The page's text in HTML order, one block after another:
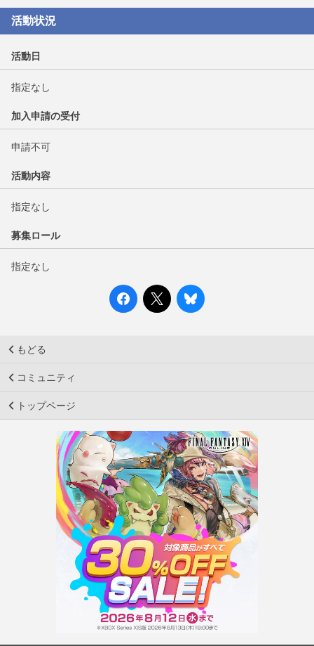
活動状況
活動日
指定なし
加入申請の受付
申請不可
活動内容
指定なし
募集ロール
指定なし
もどる
コミュニティ
トップページ